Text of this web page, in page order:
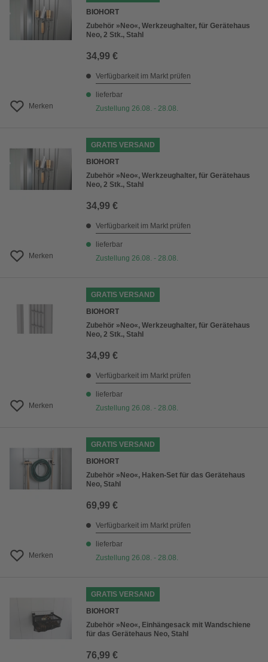
Merken
BIOHORT
Zubehör »Neo«, Werkzeughalter, für Gerätehaus
Neo, 2 Stk., Stahl
34,99 €
Verfügbarkeit im Markt prüfen
lieferbar
Zustellung 26.08. - 28.08.
Merken
GRATIS VERSAND
BIOHORT
Zubehör »Neo«, Werkzeughalter, für Gerätehaus
Neo, 2 Stk., Stahl
34,99 €
Verfügbarkeit im Markt prüfen
lieferbar
Zustellung 26.08. - 28.08.
Merken
GRATIS VERSAND
BIOHORT
Zubehör »Neo«, Werkzeughalter, für Gerätehaus
Neo, 2 Stk., Stahl
34,99 €
Verfügbarkeit im Markt prüfen
lieferbar
Zustellung 26.08. - 28.08.
Merken
GRATIS VERSAND
BIOHORT
Zubehör »Neo«, Haken-Set für das Gerätehaus
Neo, Stahl
69,99 €
Verfügbarkeit im Markt prüfen
lieferbar
Zustellung 26.08. - 28.08.
GRATIS VERSAND
BIOHORT
Zubehör »Neo«, Einhängesack mit Wandschiene
für das Gerätehaus Neo, Stahl
76,99 €